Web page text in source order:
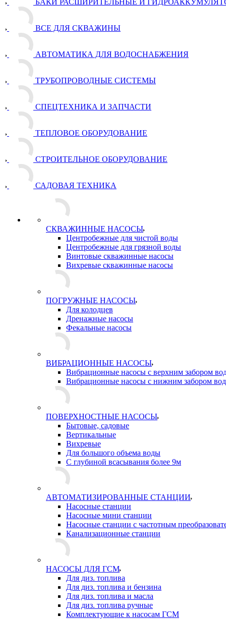
БАКИ РАСШИРИТЕЛЬНЫЕ И
ВСЕ ДЛЯ СКВАЖИНЫ
АВТОМАТИКА ДЛЯ ВОДОСНАБЖЕНИЯ
ТРУБОПРОВОДНЫЕ СИСТЕМЫ
СПЕЦТЕХНИКА И ЗАПЧАСТИ
ТЕПЛОВОЕ ОБОРУДОВАНИЕ
СТРОИТЕЛЬНОЕ ОБОРУДОВАНИЕ
САДОВАЯ ТЕХНИКА
СКВАЖИННЫЕ НАСОСЫ
Центробежные для чистой воды
Центробежные для грязной воды
Винтовые скважинные насосы
Вихревые скважинные насосы
ПОГРУЖНЫЕ НАСОСЫ
Для колодцев
Дренажные насосы
Фекальные насосы
ВИБРАЦИОННЫЕ НАСОСЫ
Вибрационные насосы с верхним забором
Вибрационные насосы с нижним забором
ПОВЕРХНОСТНЫЕ НАСОСЫ
Бытовые, садовые
Вертикальные
Вихревые
Для большого объема воды
С глубиной всасывания более 9м
АВТОМАТИЗИРОВАННЫЕ СТАНЦИИ
Насосные станции
Насосные мини станции
Насосные станции с частотным
Канализационные станции
НАСОСЫ ДЛЯ ГСМ
Для диз. топлива
Для диз. топлива и бензина
Для диз. топлива и масла
Для диз. топлива ручные
Комплектующие к насосам ГСМ